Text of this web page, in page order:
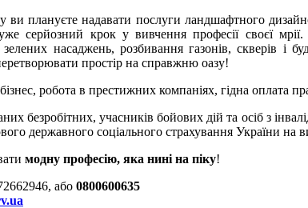
плануєте надавати послуги ландшафтного
серйозний крок у вивчення професії своєї мрії.
зелених насаджень, розбивання газонів, скверів і
простір на справжню оазу!
робота в престижних компаніях, гідна оплата
безробітних, учасників бойових дій та осіб з
державного соціального страхування України на
модну професію, яка нині на піку!
або 0800600635